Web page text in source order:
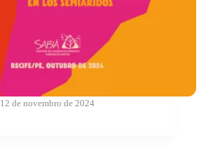
12 de novembro de 2024